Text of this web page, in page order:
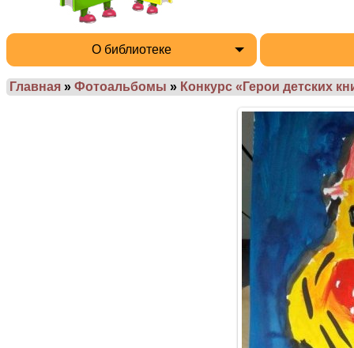
О библиотеке
Главная » Фотоальбомы » Конкурс «Герои детских